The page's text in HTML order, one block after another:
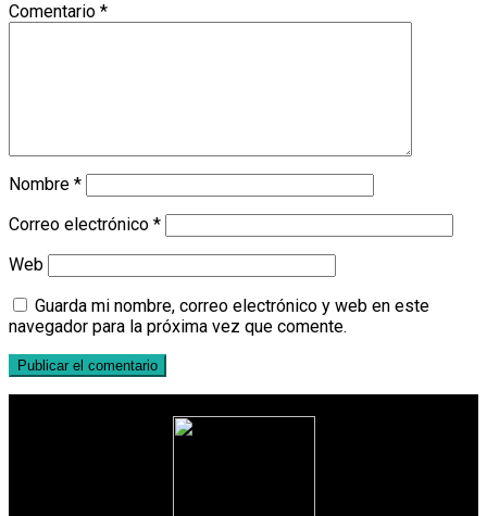
Comentario *
Nombre *
Correo electrónico *
Web
Guarda mi nombre, correo electrónico y web en este
navegador para la próxima vez que comente.